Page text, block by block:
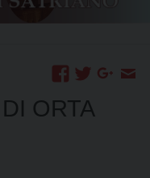
ORTA